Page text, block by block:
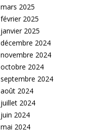
mars 2025
février 2025
janvier 2025
décembre 2024
novembre 2024
octobre 2024
septembre 2024
août 2024
juillet 2024
juin 2024
mai 2024